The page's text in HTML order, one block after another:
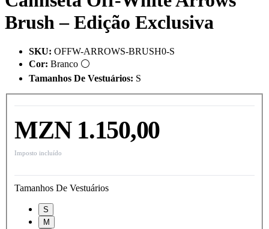
Brush – Edição Exclusiva
SKU: OFFW-ARROWS-BRUSH0-S
Cor: Branco ⚪
Tamanhos De Vestuários: S
MZN 1.150,00
Imposto incluído
Tamanhos De Vestuários
S
M